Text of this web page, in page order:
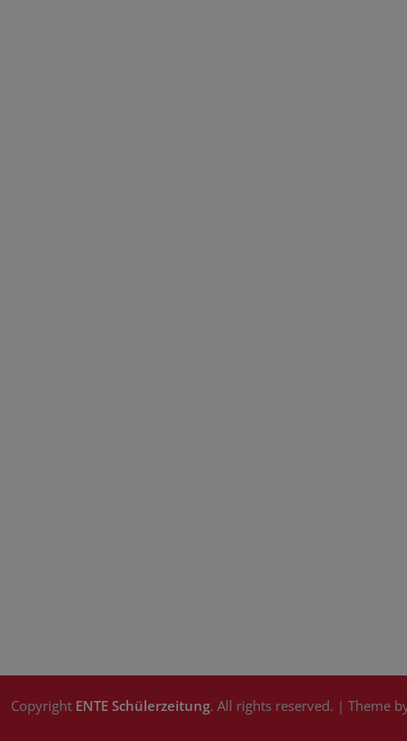
Copyright ENTE Schülerzeitung. All rights reserved. | Theme